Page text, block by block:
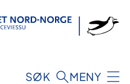
SØK MENY